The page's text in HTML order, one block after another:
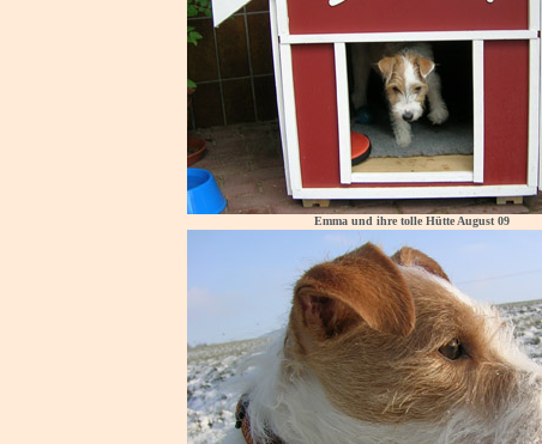
Emma und ihre tolle Hütte August 09